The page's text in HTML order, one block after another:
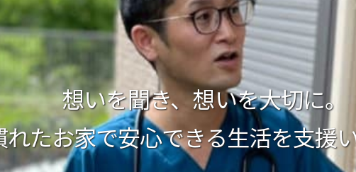
想いを聞き、想いを大切に。
たお家で安心できる生活を支援